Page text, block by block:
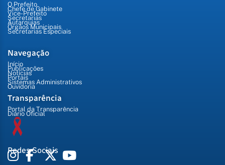
O Prefeito
Chefe de Gabinete
Vice-Prefeito
Secretarias
Autarquias
Órgãos Municipais
Secretarias Especiais
Navegação
Início
Publicações
Notícias
Portais
Sistemas Administrativos
Ouvidoria
Transparência
Portal da Transparência
Diário Oficial
Redes Sociais